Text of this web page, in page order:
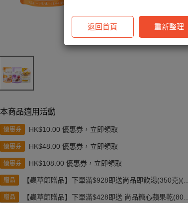
返回首頁 重新整理
本商品適用活動
優惠券 HK$10.00 優惠券，立即領取
優惠券 HK$48.00 優惠券，立即領取
優惠券 HK$108.00 優惠券，立即領取
贈品
【蟲草節贈品】下單滿$928即送尚品即飲湯(350克)(款
贈品
【蟲草節贈品】下單滿$428即送 尚品糖心蘋果乾(80